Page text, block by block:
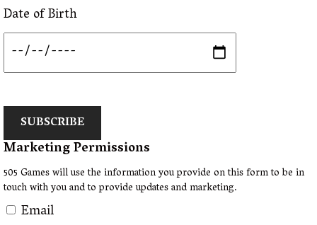
Date of Birth
SUBSCRIBE
Marketing Permissions
505 Games will use the information you provide on this form to be in
touch with you and to provide updates and marketing.
Email